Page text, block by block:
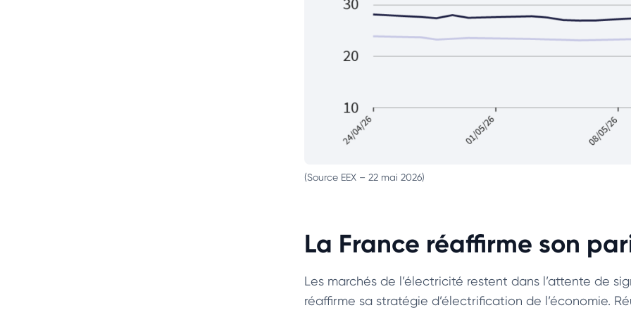
(Source EEX – 22 mai 2026)
La France réaffirme son
Les marchés de l’électricité restent dans l’attente de
réaffirme sa stratégie d’électrification de l’économie.